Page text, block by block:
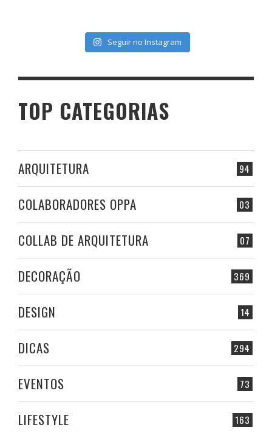
Seguir no Instagram
TOP CATEGORIAS
94
ARQUITETURA
03
COLABORADORES OPPA
07
COLLAB DE ARQUITETURA
369
DECORAÇÃO
14
DESIGN
294
DICAS
73
EVENTOS
163
LIFESTYLE